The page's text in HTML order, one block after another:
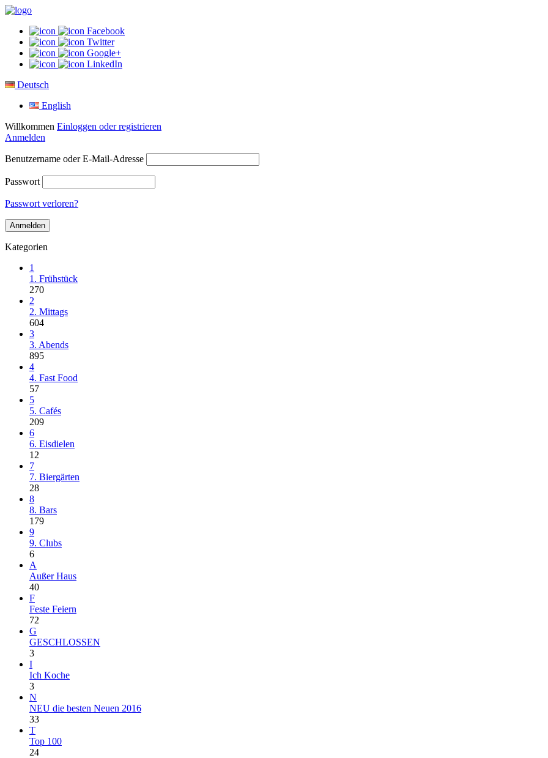
Facebook
Twitter
Google+
LinkedIn
Deutsch
English
Willkommen Einloggen oder registrieren
Anmelden
Benutzername oder E-Mail-Adresse
Passwort
Passwort verloren?
Kategorien
1
1. Frühstück
270
2
2. Mittags
604
3
3. Abends
895
4
4. Fast Food
57
5
5. Cafés
209
6
6. Eisdielen
12
7
7. Biergärten
28
8
8. Bars
179
9
9. Clubs
6
A
Außer Haus
40
F
Feste Feiern
72
G
GESCHLOSSEN
3
I
Ich Koche
3
N
NEU die besten Neuen 2016
33
T
Top 100
24